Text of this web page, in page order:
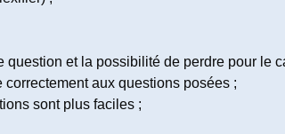
et la possibilité de perdre pour le
correctement aux questions posées ;
sont plus faciles ;